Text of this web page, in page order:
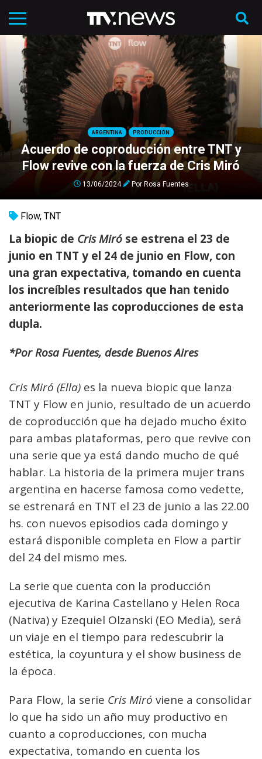
ARGENTINA PRODUCCIÓN
Acuerdo de coproducción entre TNT y
Flow revive con la fuerza de Cris Miró
13/06/2024 Por Rosa Fuentes
Flow, TNT
La biopic de Cris Miró se estrena el 23 de
junio en TNT y el 24 de junio en Flow, con
una gran expectativa, tomando en cuenta
los increíbles resultados que han tenido
anteriormente las coproducciones de esta
dupla.
*Por Rosa Fuentes, desde Buenos Aires
Cris Miró (Ella) es la nueva biopic que lanza
TNT y Flow en junio, resultado de un acuerdo
de coproducción que ha dejado mucho éxito
para ambas plataformas, pero que revive con
una serie que ya está dando mucho de qué
hablar. La historia de la primera mujer trans
argentina en hacerse famosa como vedette,
se estrenará en TNT el 23 de junio a las 22.00
hs. con nuevos episodios cada domingo y
estará disponible completa en Flow a partir
del 24 del mismo mes.
La serie que cuenta con la producción
ejecutiva de Karina Castellano y Helen Roca
(Nativa) y Ezequiel Olzanski (EO Media), será
un viaje en el tiempo para redescubrir la
estética, la coyuntura y el show business de
la época.
Para Flow, la serie Cris Miró viene a consolidar
lo que ha sido un año muy productivo en
cuanto a coproducciones, con mucha
expectativa, tomando en cuenta los